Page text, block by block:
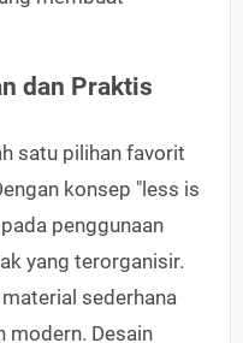
dan Praktis
satu pilihan favorit
konsep "less is
penggunaan
yang terorganisir.
sederhana
modern. Desain